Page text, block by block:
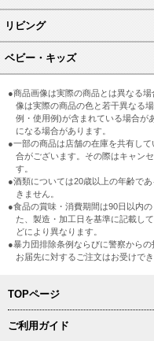
リビング
ベビー・キッズ
●商品画像は実際の商品とは異なる
像は実際の商品の色と若干異なる
例・使用例)が含まれている場合が
になる場合があります。
●一部の商品は店舗の在庫を共有し
合がございます。その際はキャン
す。
●酒類については20歳以上の年齢で
きません。
●食品の賞味・消費期間は90日以内
た、製造・加工日を基準に記載し
どにより異なります。
●暴力団排除条例ならびに警察から
お届先に対するご注文はお受けでき
TOPページ
ご利用ガイド